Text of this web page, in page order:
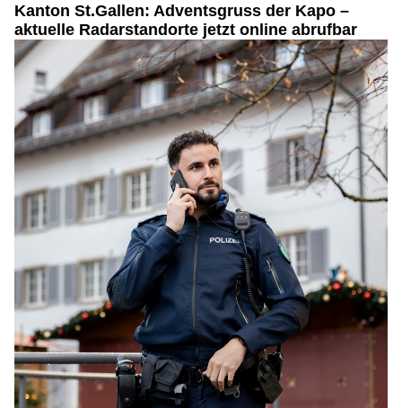
Kanton St.Gallen: Adventsgruss der Kapo –
aktuelle Radarstandorte jetzt online abrufbar